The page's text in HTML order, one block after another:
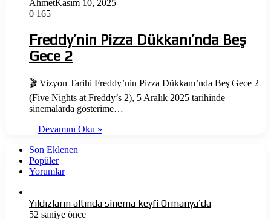
AhmetKasım 10, 2025
0 165
Freddy’nin Pizza Dükkanı’nda Beş
Gece 2
🎬 Vizyon Tarihi Freddy’nin Pizza Dükkanı’nda Beş Gece 2
(Five Nights at Freddy’s 2), 5 Aralık 2025 tarihinde
sinemalarda gösterime…
Devamını Oku »
Son Eklenen
Popüler
Yorumlar
Yıldızların altında sinema keyfi Ormanya’da
52 saniye önce